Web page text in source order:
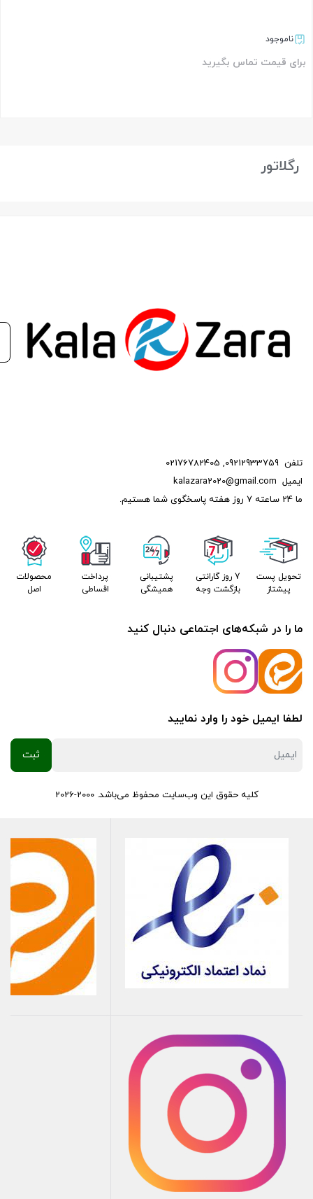
ناموجود
برای قیمت تماس بگیرید
رگلاتور
تلفن 09212933759
,
02176782405
ایمیل kalazara2020@gmail.com
ما 24 ساعته 7 روز هفته پاسخگوی شما هستیم.
تحویل پست
پیشتاز
7 روز گارانتی
بازگشت وجه
پشتیبانی
همیشگی
پرداخت
اقساطی
محصولات
اصل
ما را در شبکه‌های اجتماعی دنبال کنید
لطفا ایمیل خود را وارد نمایید
کلیه حقوق این وب‌سایت محفوظ می‌باشد. 2000-2026